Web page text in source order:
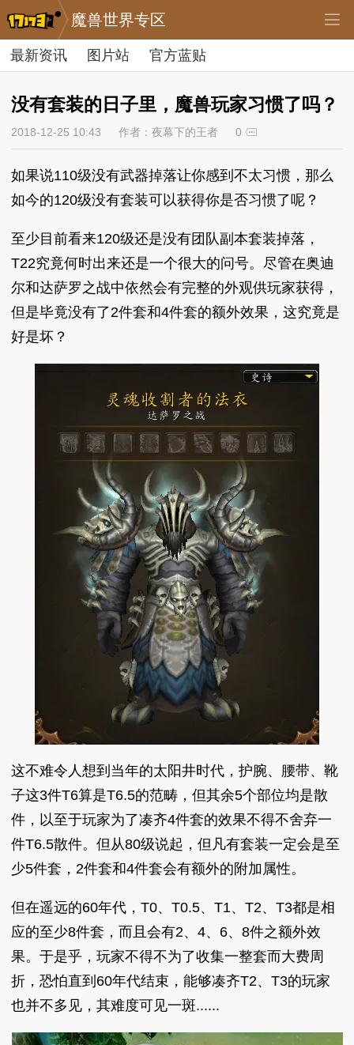
魔兽世界专区
最新资讯 图片站 官方蓝贴
没有套装的日子里，魔兽玩家习惯了吗？
2018-12-25 10:43 作者：夜幕下的王者 0
如果说110级没有武器掉落让你感到不太习惯，那么
如今的120级没有套装可以获得你是否习惯了呢？
至少目前看来120级还是没有团队副本套装掉落，
T22究竟何时出来还是一个很大的问号。尽管在奥迪
尔和达萨罗之战中依然会有完整的外观供玩家获得，
但是毕竟没有了2件套和4件套的额外效果，这究竟是
好是坏？
这不难令人想到当年的太阳井时代，护腕、腰带、靴
子这3件T6算是T6.5的范畴，但其余5个部位均是散
件，以至于玩家为了凑齐4件套的效果不得不舍弃一
件T6.5散件。但从80级说起，但凡有套装一定会是至
少5件套，2件套和4件套会有额外的附加属性。
但在遥远的60年代，T0、T0.5、T1、T2、T3都是相
应的至少8件套，而且会有2、4、6、8件之额外效
果。于是乎，玩家不得不为了收集一整套而大费周
折，恐怕直到60年代结束，能够凑齐T2、T3的玩家
也并不多见，其难度可见一斑......